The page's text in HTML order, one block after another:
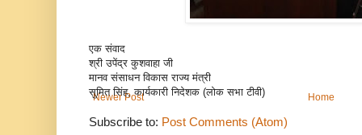
एक संवाद
श्री उपेंद्र कुशवाहा जी
मानव संसाधन विकास राज्य मंत्री
सुमित सिंह, कार्यकारी निदेशक (लोक सभा टीवी)
Newer Post Home
Subscribe to: Post Comments (Atom)